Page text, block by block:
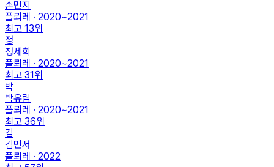
손민지
플뢰레 · 2020~2021
최고 13위
정
정세희
플뢰레 · 2020~2021
최고 31위
박
박유림
플뢰레 · 2020~2021
최고 36위
김
김민서
플뢰레 · 2022